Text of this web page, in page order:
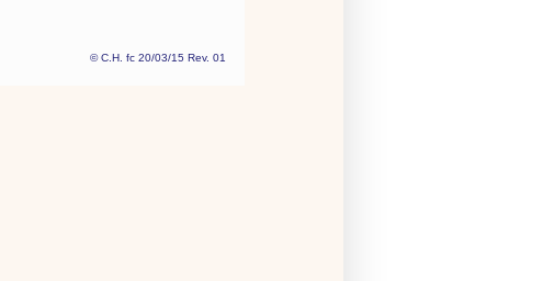
©C.H. fc 20/03/15 Rev. 01